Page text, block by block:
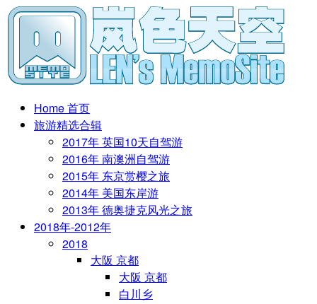
Home 首页
旅游精选合辑
2017年 英国10天自驾游
2016年 南澳洲自驾游
2015年 东京赏樱之旅
2014年 美国东岸游
2013年 德奥捷克风光之旅
2018年-2012年
2018
大阪 京都
大阪 京都
白川乡